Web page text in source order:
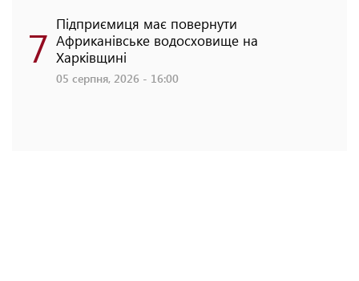
7 Підприємиця має повернути
Африканівське водосховище на
Харківщині
05 серпня, 2026 - 16:00